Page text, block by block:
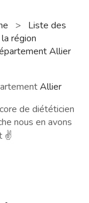
>
Liste des
région
Allier
Allier
de diététicien
nous en avons
✌️